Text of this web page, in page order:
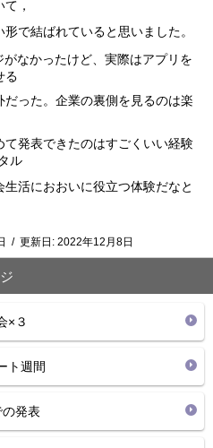
，
で結ばれていると思いました。
がなかったけど、実際はアプリを
る
った。企業の裏側を見るのは楽
発表できたのはすごくいい経験
ル
活におおいに役立つ体験だなと
/ 更新日: 2022年12月8日
×３
ト週間
発表